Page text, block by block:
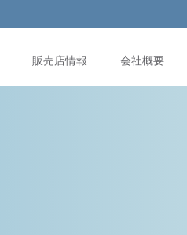
販売店情報 会社概要